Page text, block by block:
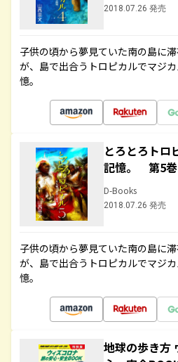
2018.07.26 発売
子供の頃から夢見ていた南の島に
が、島で出合うトロピカルでマジ
憶。
とろとろト
記憶。 第5巻
D-Books
2018.07.26 発売
子供の頃から夢見ていた南の島に
が、島で出合うトロピカルでマジ
憶。
地球の歩き方